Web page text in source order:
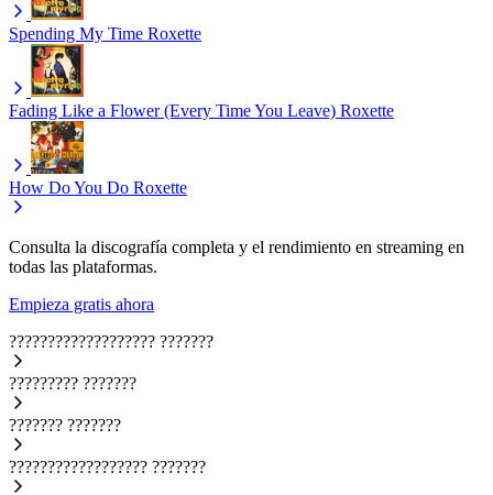
Spending My Time Roxette
Fading Like a Flower (Every Time You Leave) Roxette
How Do You Do Roxette
Consulta la discografía completa y el rendimiento en streaming en
todas las plataformas.
Empieza gratis ahora
??????????????????? ???????
????????? ???????
??????? ???????
?????????????????? ???????